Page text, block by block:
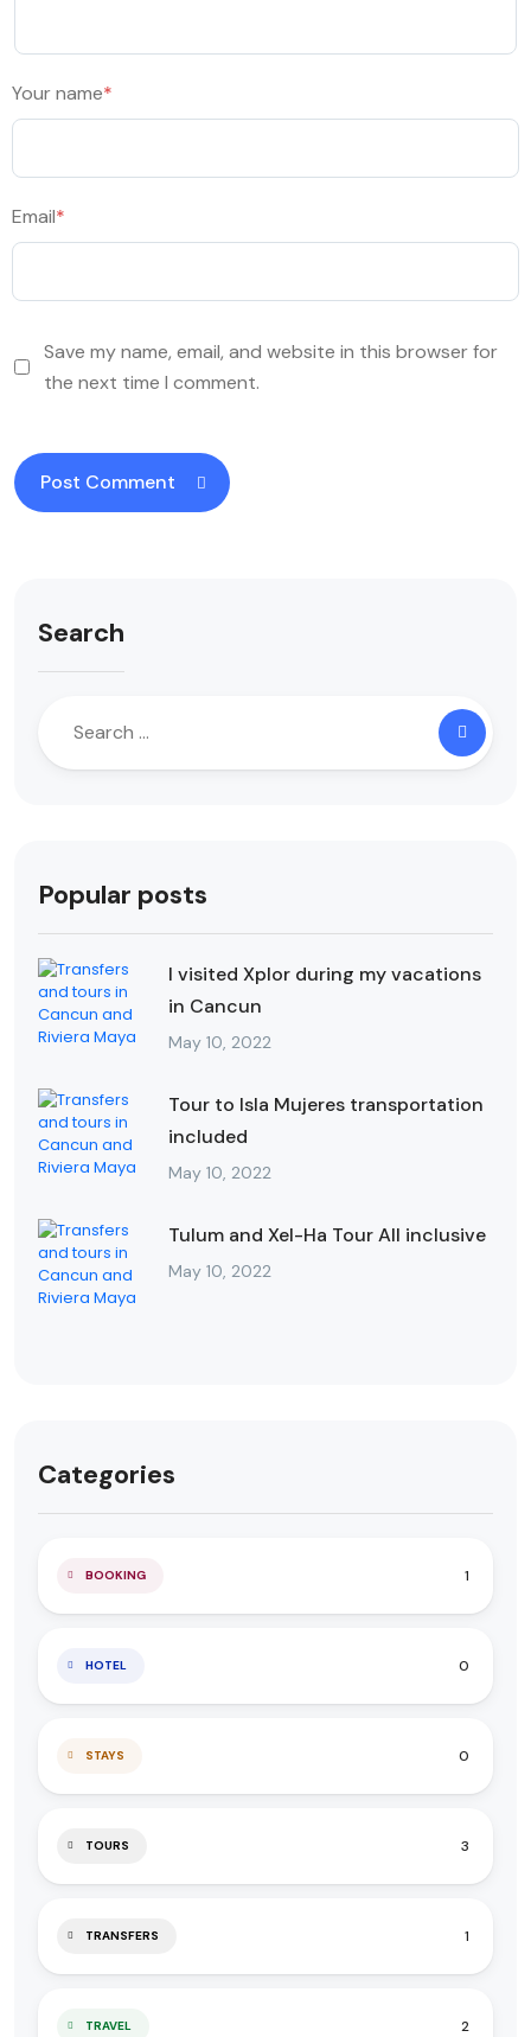
Your name*
Email*
Save my name, email, and website in this browser for
the next time I comment.
Search
Popular posts
I visited Xplor during my vacations
in Cancun
May 10, 2022
Tour to Isla Mujeres transportation
included
May 10, 2022
Tulum and Xel-Ha Tour All inclusive
May 10, 2022
Categories
BOOKING 1
HOTEL 0
STAYS 0
TOURS 3
TRANSFERS 1
TRAVEL 2